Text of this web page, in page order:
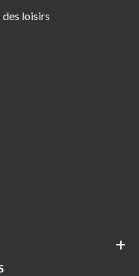
loisirs